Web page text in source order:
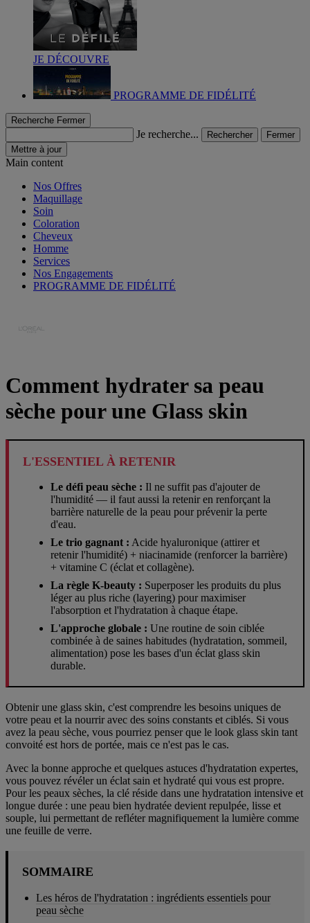
JE DÉCOUVRE
PROGRAMME DE FIDÉLITÉ
Recherche Fermer
Je recherche... Rechercher
Fermer
Mettre à jour
Main content
Nos Offres
Maquillage
Soin
Coloration
Cheveux
Homme
Services
Nos Engagements
PROGRAMME DE FIDÉLITÉ
Comment hydrater sa peau
sèche pour une Glass skin
L'ESSENTIEL À RETENIR
Le défi peau sèche : Il ne suffit pas d'ajouter de
l'humidité — il faut aussi la retenir en renforçant la
barrière naturelle de la peau pour prévenir la perte
d'eau.
Le trio gagnant : Acide hyaluronique (attirer et
retenir l'humidité) + niacinamide (renforcer la barrière)
+ vitamine C (éclat et collagène).
La règle K-beauty : Superposer les produits du plus
léger au plus riche (layering) pour maximiser
l'absorption et l'hydratation à chaque étape.
L'approche globale : Une routine de soin ciblée
combinée à de saines habitudes (hydratation, sommeil,
alimentation) pose les bases d'un éclat glass skin
durable.
Obtenir une glass skin, c'est comprendre les besoins uniques de
votre peau et la nourrir avec des soins constants et ciblés. Si vous
avez la peau sèche, vous pourriez penser que le look glass skin tant
convoité est hors de portée, mais ce n'est pas le cas.
Avec la bonne approche et quelques astuces d'hydratation expertes,
vous pouvez révéler un éclat sain et hydraté qui vous est propre.
Pour les peaux sèches, la clé réside dans une hydratation intensive et
longue durée : une peau bien hydratée devient repulpée, lisse et
souple, lui permettant de refléter magnifiquement la lumière comme
une feuille de verre.
SOMMAIRE
Les héros de l'hydratation : ingrédients essentiels pour
peau sèche